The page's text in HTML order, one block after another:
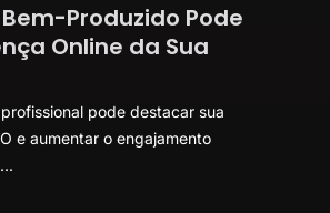
Produzido Pode
Online da Sua
pode destacar sua
e aumentar o engajamento